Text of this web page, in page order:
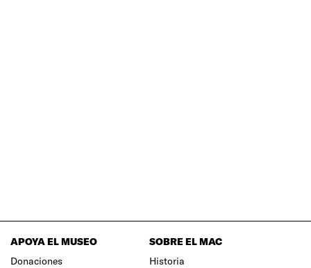
APOYA EL MUSEO
Donaciones
SOBRE EL MAC
Historia